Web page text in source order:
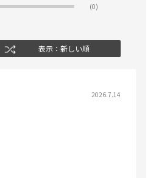
(0)
表示：新しい順
2026.7.14